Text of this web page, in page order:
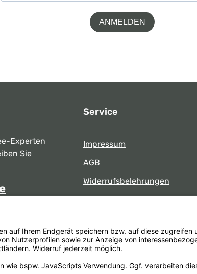
ANMELDEN
Experten
Sie
- 17:00 Uhr
Service
Impressum
AGB
Widerrufsbelehrungen
Datenschutz